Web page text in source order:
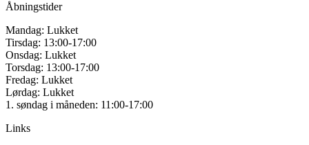
Åbningstider
Mandag: Lukket
Tirsdag: 13:00-17:00
Onsdag: Lukket
Torsdag: 13:00-17:00
Fredag: Lukket
Lørdag: Lukket
1. søndag i måneden: 11:00-17:00
Links